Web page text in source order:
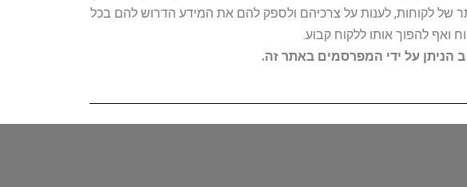
של לקוחות, לענות על צרכיהם ולספק להם את המידע הדרוש להם בכל
ואף להפוך אותו ללקוח קבוע.
הניתן על ידי המפרסמים באתר זה.